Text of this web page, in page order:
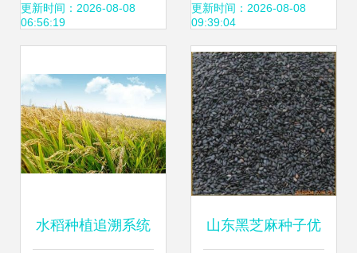
以土豆、小麦、稻
更新时间：2026-08-08
06:56:19
生感受农学之美_
央广网
更新时间：2026-08-08
09:39:04
水稻种植追溯系统 山东黑芝麻种子优